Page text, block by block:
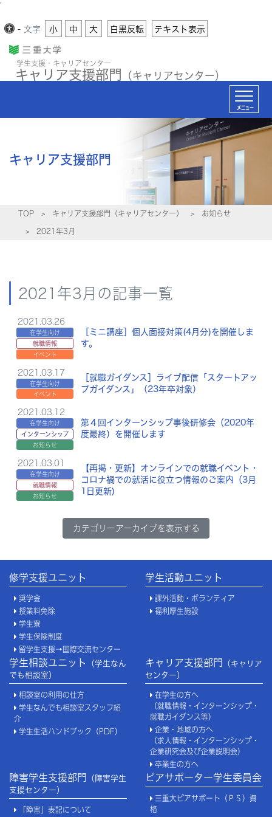
'
- 文字 小 中 大 白黒反転 テキスト表示
学生支援・キャリアセンター
キャリア支援部門 （キャリアセンター）
メニュー
キャリア支援部門
TOP キャリア支援部門（キャリアセンター） お知らせ
2021年3月
2021年3月の記事一覧
2021.03.26
在学生向け
就職情報
イベント
［ミニ講座］個人面接対策(4月分)を開催しま
す。
2021.03.17
在学生向け
イベント
［就職ガイダンス］ライブ配信「スタートアッ
プガイダンス」（23年卒対象）
2021.03.12
在学生向け
インターンシップ
お知らせ
第４回インターンシップ事後研修会（2020年
度最終）を開催します
2021.03.01
在学生向け
就職情報
お知らせ
【再掲・更新】オンラインでの就職イベント・
コロナ禍での就活に役立つ情報のご案内（3月
1日更新)
カテゴリーアーカイブを表示する
修学支援ユニット
奨学金
授業料免除
学生寮
学生保険制度
留学生支援→国際交流センター
学生活動ユニット
課外活動・ボランティア
福利厚生施設
学生相談ユニット
（学生なん
でも相談室）
相談室の利用の仕方
学生なんでも相談室スタッフ紹
介
学生生活ハンドブック（PDF）
キャリア支援部門
（キャリア
センター）
在学生の方へ
（就職情報・インターンシップ・
就職ガイダンス等）
企業・地域の方へ
（求人情報・インターンシップ・
企業研究会及び企業説明会）
卒業生の方へ
障害学生支援部門
（障害学生
支援センター）
「障害」表記について
ピアサポーター学生委員会
三重大ピアサポート（ＰＳ）資
格